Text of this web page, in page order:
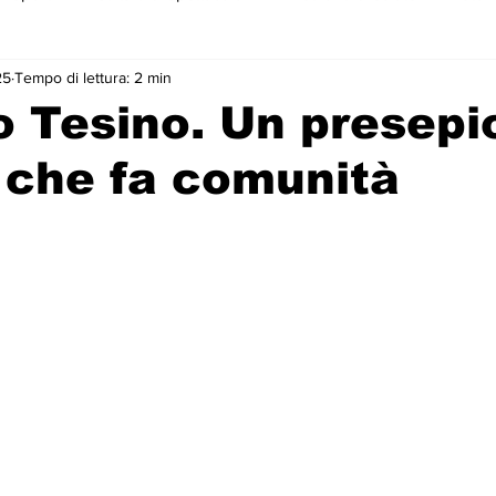
piano
Tesino. Un
fa comunità
Tempo di lettura: 2 min